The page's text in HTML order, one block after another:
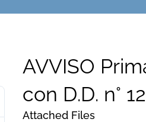
AVVISO
con D.D. n°
Attached Files